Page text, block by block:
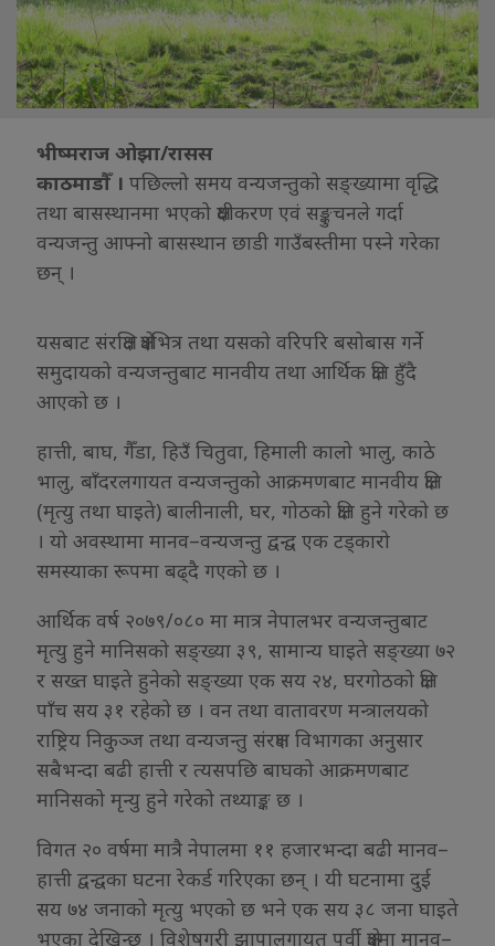
भीष्मराज ओझा/रासस
काठमाडौँ । पछिल्लो समय वन्यजन्तुको सङ्ख्यामा वृद्धि
तथा बासस्थानमा भएको क्षयीकरण एवं सङ्कुचनले गर्दा
वन्यजन्तु आफ्नो बासस्थान छाडी गाउँबस्तीमा पस्ने गरेका
छन् ।
यसबाट संरक्षित क्षेत्रभित्र तथा यसको वरिपरि बसोबास गर्ने
समुदायको वन्यजन्तुबाट मानवीय तथा आर्थिक क्षति हुँदै
आएको छ ।
हात्ती, बाघ, गैँडा, हिउँ चितुवा, हिमाली कालो भालु, काठे
भालु, बाँदरलगायत वन्यजन्तुको आक्रमणबाट मानवीय क्षति
(मृत्यु तथा घाइते) बालीनाली, घर, गोठको क्षति हुने गरेको छ
। यो अवस्थामा मानव–वन्यजन्तु द्वन्द्व एक टड्कारो
समस्याका रूपमा बढ्दै गएको छ ।
आर्थिक वर्ष २०७९/०८० मा मात्र नेपालभर वन्यजन्तुबाट
मृत्यु हुने मानिसको सङ्ख्या ३९, सामान्य घाइते सङ्ख्या ७२
र सख्त घाइते हुनेको सङ्ख्या एक सय २४, घरगोठको क्षति
पाँच सय ३१ रहेको छ । वन तथा वातावरण मन्त्रालयको
राष्ट्रिय निकुञ्ज तथा वन्यजन्तु संरक्षण विभागका अनुसार
सबैभन्दा बढी हात्ती र त्यसपछि बाघको आक्रमणबाट
मानिसको मृन्यु हुने गरेको तथ्याङ्क छ ।
विगत २० वर्षमा मात्रै नेपालमा ११ हजारभन्दा बढी मानव–
हात्ती द्वन्द्वका घटना रेकर्ड गरिएका छन् । यी घटनामा दुई
सय ७४ जनाको मृत्यु भएको छ भने एक सय ३८ जना घाइते
भएका देखिन्छ । विशेषगरी झापालगायत पूर्वी क्षेत्रमा मानव–